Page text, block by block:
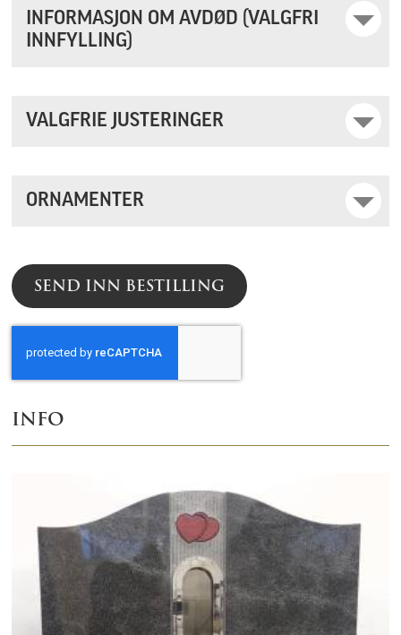
INFO
INFORMASJON OM AVDØD (VALGFRI
INNFYLLING)
VALGFRIE JUSTERINGER
ORNAMENTER
SEND INN BESTILLING